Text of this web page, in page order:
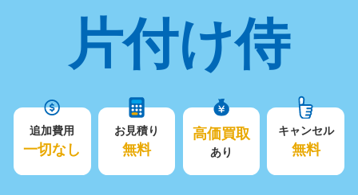
片付け侍
追加費用
一切なし
お見積り
無料
高価買取
あり
キャンセル
無料